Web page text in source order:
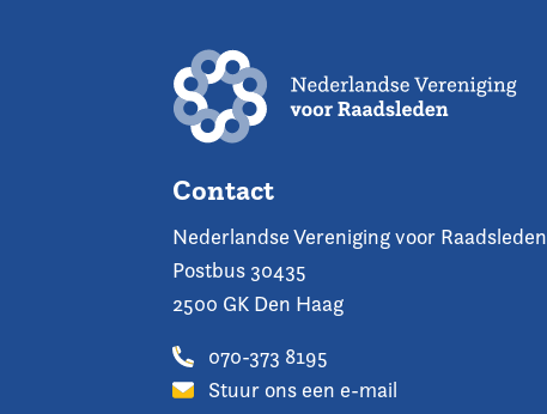
Contact
Nederlandse Vereniging voor Raadsleden
Postbus 30435
2500 GK Den Haag
070-373 8195
Stuur ons een e-mail